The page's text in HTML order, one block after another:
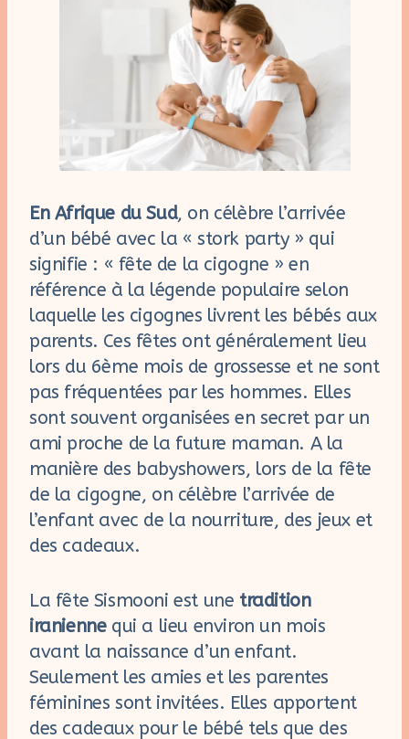
En Afrique du Sud, on célèbre l’arrivée
d’un bébé avec la « stork party » qui
signifie : « fête de la cigogne » en
référence à la légende populaire selon
laquelle les cigognes livrent les bébés aux
parents. Ces fêtes ont généralement lieu
lors du 6ème mois de grossesse et ne sont
pas fréquentées par les hommes. Elles
sont souvent organisées en secret par un
ami proche de la future maman. A la
manière des babyshowers, lors de la fête
de la cigogne, on célèbre l’arrivée de
l’enfant avec de la nourriture, des jeux et
des cadeaux.
La fête Sismooni est une tradition
iraniennequi a lieu environ un mois
avant la naissance d’un enfant.
Seulement les amies et les parentes
féminines sont invitées. Elles apportent
des cadeaux pour le bébé tels que des